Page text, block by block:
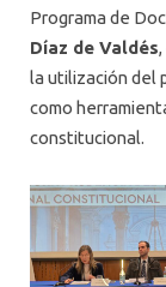
Programa de
Díaz de Valdés
la utilización del
como
constitucional.